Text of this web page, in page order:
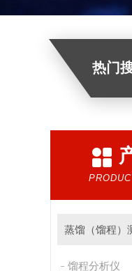
热门
蒸馏（馏程）
馏程分析仪